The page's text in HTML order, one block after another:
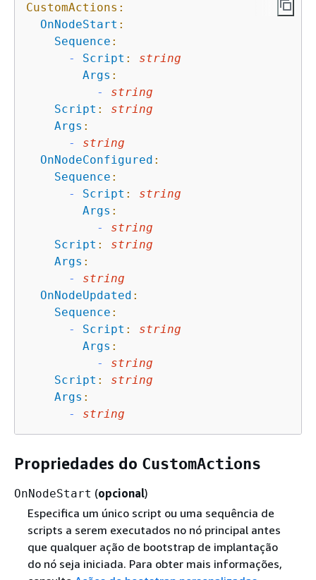
CustomActions:
OnNodeStart :
Sequence :
-
Script :
string
Args :
-
string
Script :
string
Args :
-
string
OnNodeConfigured :
Sequence :
-
Script :
string
Args :
-
string
Script :
string
Args :
-
string
OnNodeUpdated :
Sequence :
-
Script :
string
Args :
-
string
Script :
string
Args :
-
string
Propriedades do CustomActions
OnNodeStart (opcional)
Especifica um único script ou uma sequência de
scripts a serem executados no nó principal antes
que qualquer ação de bootstrap de implantação
do nó seja iniciada. Para obter mais informações,